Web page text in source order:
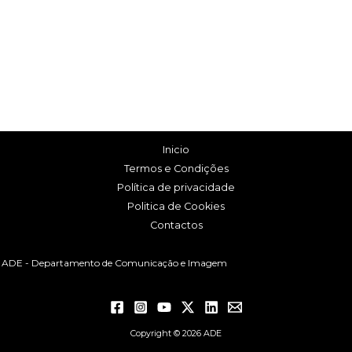
Inicio
Termos e Condições
Política de privacidade
Politica de Cookies
Contactos
ADE - Departamento de Comunicação e Imagem
Copyright © 2026 ADE